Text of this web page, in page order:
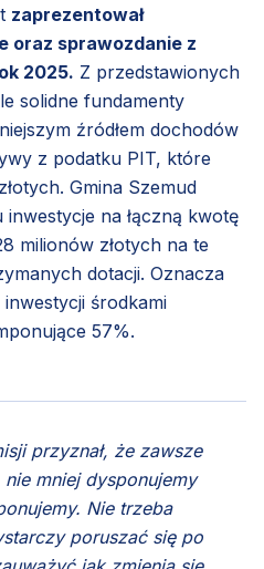
zaprezentował
oraz sprawozdanie z
2025. Z przedstawionych
solidne fundamenty
źródłem dochodów
z podatku PIT, które
Gmina Szemud
na łączną kwotę
milionów złotych na te
dotacji. Oznacza
środkami
57%.
przyznał, że zawsze
mniej dysponujemy
Nie trzeba
poruszać się po